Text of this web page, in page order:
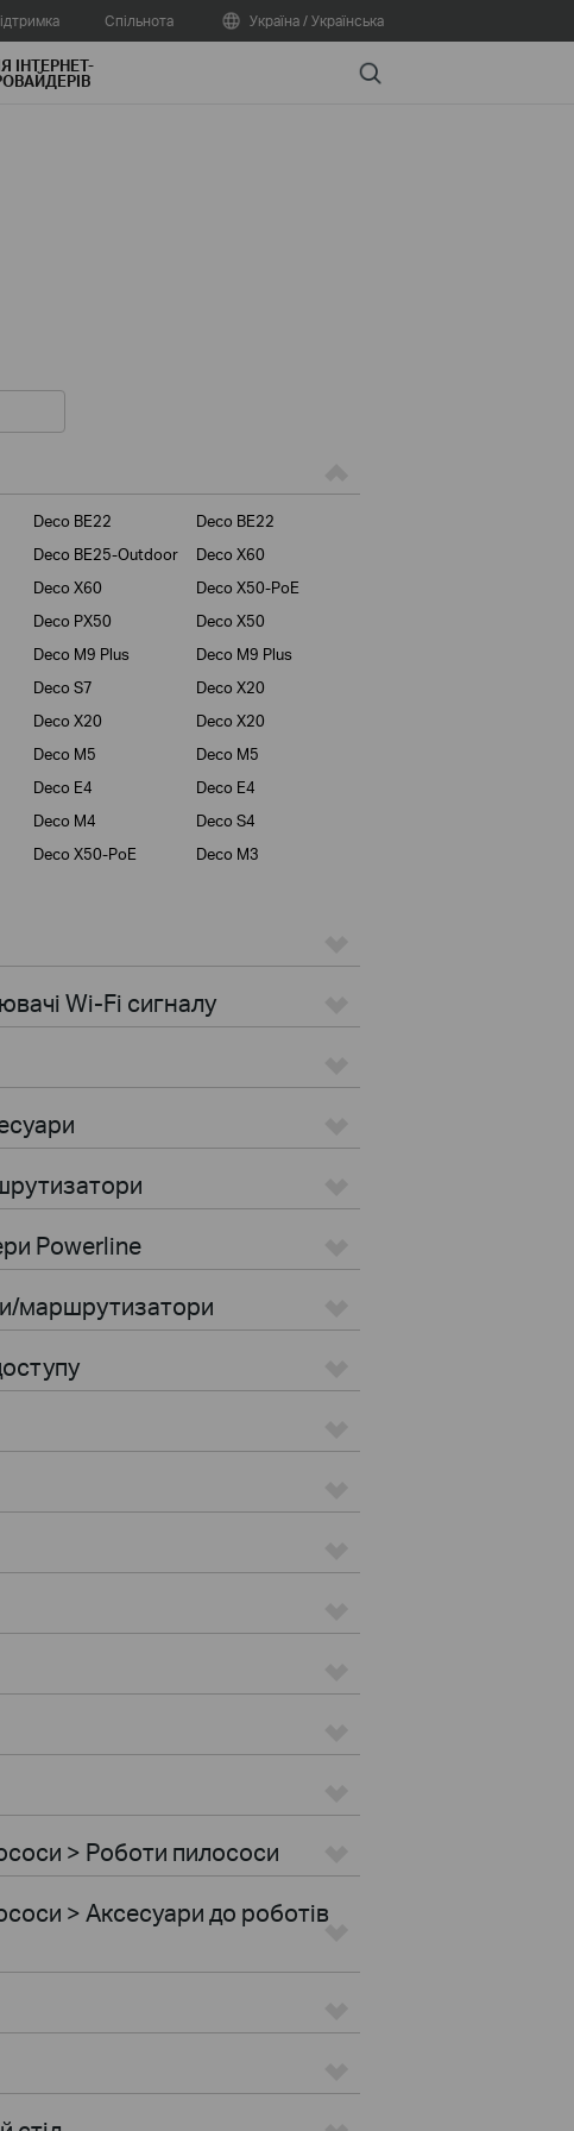
Спільнота Україна / Українська
ІНТЕРНЕТ- Search
Deco BE22
Deco BE22
Deco BE25-Outdoor
Deco X60
Deco X60
Deco X50-PoE
Deco PX50
Deco X50
Deco M9 Plus
Deco M9 Plus
Deco S7
Deco X20
Deco X20
Deco X20
Deco M5
Deco M5
Deco E4
Deco E4
Deco M4
Deco S4
Deco X50-PoE
Deco M3
Wi-Fi сигналу
Powerline
маршрутизатори
> Роботи пилососи
> Аксесуари до роботів